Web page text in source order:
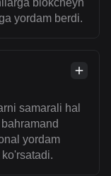
blokcheyn
yordam berdi.
samarali hal
yordam